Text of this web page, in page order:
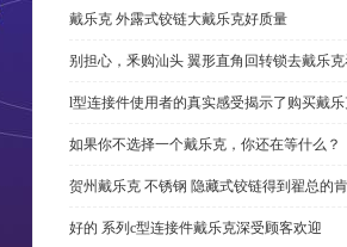
戴乐克 外露式铰链大戴乐克好质量
别担心，釆购汕头 翼形直角回转锁去戴乐
l型连接件使用者的真实感受揭示了购买戴
如果你不选择一个戴乐克，你还在等什么？
贺州戴乐克 不锈钢 隐藏式铰链得到翟总的
好的 系列c型连接件戴乐克深受顾客欢迎